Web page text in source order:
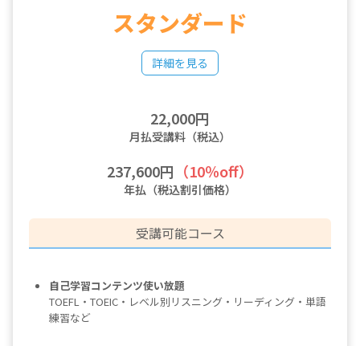
スタンダード
詳細を見る
22,000円
月払受講料（税込）
237,600円 （10％off）
年払（税込割引価格）
受講可能コース
自己学習コンテンツ使い放題
TOEFL・TOEIC・レベル別リスニング・リーディング・単語
練習など